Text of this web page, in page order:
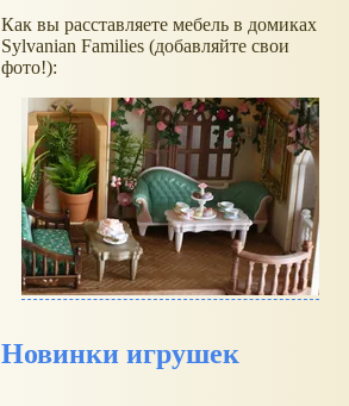
Как вы расставляете мебель в домиках
Sylvanian Families (добавляйте свои
фото!):
Новинки игрушек